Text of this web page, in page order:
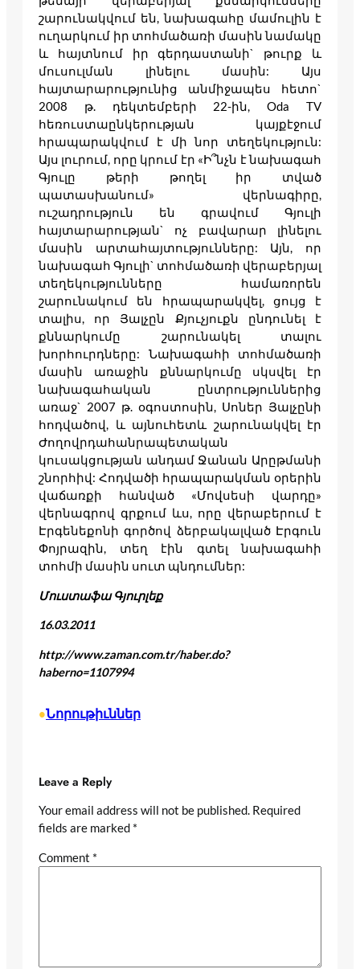
շարունակվում են, նախագահը մամուլին է
ուղարկում իր տոհմածառի մասին նամակը
և հայտնում իր գերդաստանի` թուրք և
մուսուլման լինելու մասին: Այս
հայտարարությունից անմիջապես հետո`
2008 թ. դեկտեմբերի 22-ին, Oda TV
հեռուստաընկերության կայքէջում
հրապարակվում է մի նոր տեղեկություն:
Այս լուրում, որը կրում էր «Ի՞նչն է նախագահ
Գյուլը թերի թողել իր տված
պատասխանում» վերնագիրը,
ուշադրություն են գրավում Գյուլի
հայտարարության` ոչ բավարար լինելու
մասին արտահայտությունները: Այն, որ
նախագահ Գյուլի` տոհմածառի վերաբերյալ
տեղեկությունները համառորեն
շարունակում են հրապարակվել, ցույց է
տալիս, որ Յալչըն Քյուչյուքն ընդունել է
քննարկումը շարունակել տալու
խորհուրդները: Նախագահի տոհմածառի
մասին առաջին քննարկումը սկսվել էր
նախագահական ընտրություններից
առաջ` 2007 թ. օգոստոսին, Սոներ Յալչընի
հոդվածով, և այնուհետև շարունակվել էր
Ժողովրդահանրապետական
կուսակցության անդամ Ջանան Արըթմանի
շնորհիվ: Հոդվածի հրապարակման օրերին
վաճառքի հանված «Մովսեսի վարդը»
վերնագրով գրքում ևս, որը վերաբերում է
Էրգենեքոնի գործով ձերբակալված Էրգուն
Փոյրազին, տեղ էին գտել նախագահի
տոհմի մասին սուտ պնդումներ:
Մուստաֆա Գյուրլեք
16.03.2011
http://www.zaman.com.tr/haber.do?
haberno=1107994
•Նորութիւններ
Leave a Reply
Your email address will not be published. Required
fields are marked *
Comment *